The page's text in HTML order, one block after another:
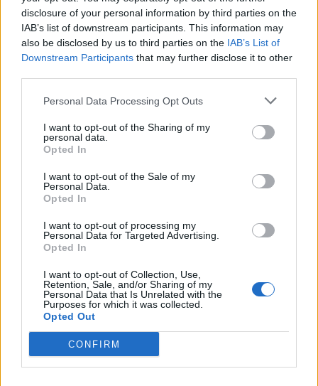
disclosure of your personal information by third parties on the
IAB’s list of downstream participants. This information may
also be disclosed by us to third parties on the IAB’s List of
Downstream Participants that may further disclose it to other
Personal Data Processing Opt Outs
I want to opt-out of the Sharing of my
personal data.
Opted In
I want to opt-out of the Sale of my
Personal Data.
Opted In
I want to opt-out of processing my
Personal Data for Targeted Advertising.
Opted In
I want to opt-out of Collection, Use,
Retention, Sale, and/or Sharing of my
Personal Data that Is Unrelated with the
Purposes for which it was collected.
Opted Out
CONFIRM
Τα τσιμπούρια (κρότωνες) είναι μικρά παρασιτικά
αρθρόποδα που τρέφονται με το αίμα των θηλαστικών.
Υπάρχουν περισσότερα από 800 διαφορετικά είδη,…
Θαλάσσια τσιμπήματα: Τι πρέπει να
προσέχετε και πώς θα τα
αντιμετωπίσετε
Δερματικές βλάβες μπορεί να προκληθούν μετά από